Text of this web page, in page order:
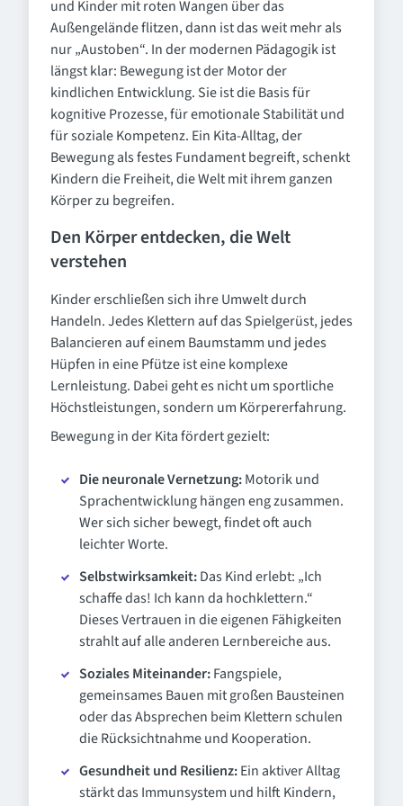
und Kinder mit roten Wangen über das
Außengelände flitzen, dann ist das weit mehr als
nur „Austoben“. In der modernen Pädagogik ist
längst klar: Bewegung ist der Motor der
kindlichen Entwicklung. Sie ist die Basis für
kognitive Prozesse, für emotionale Stabilität und
für soziale Kompetenz. Ein Kita-Alltag, der
Bewegung als festes Fundament begreift, schenkt
Kindern die Freiheit, die Welt mit ihrem ganzen
Körper zu begreifen.
Den Körper entdecken, die Welt
verstehen
Kinder erschließen sich ihre Umwelt durch
Handeln. Jedes Klettern auf das Spielgerüst, jedes
Balancieren auf einem Baumstamm und jedes
Hüpfen in eine Pfütze ist eine komplexe
Lernleistung. Dabei geht es nicht um sportliche
Höchstleistungen, sondern um Körpererfahrung.
Bewegung in der Kita fördert gezielt:
Die neuronale Vernetzung:Motorik und
Sprachentwicklung hängen eng zusammen.
Wer sich sicher bewegt, findet oft auch
leichter Worte.
Selbstwirksamkeit:Das Kind erlebt: „Ich
schaffe das! Ich kann da hochklettern.“
Dieses Vertrauen in die eigenen Fähigkeiten
strahlt auf alle anderen Lernbereiche aus.
Soziales Miteinander:Fangspiele,
gemeinsames Bauen mit großen Bausteinen
oder das Absprechen beim Klettern schulen
die Rücksichtnahme und Kooperation.
Gesundheit und Resilienz:Ein aktiver Alltag
stärkt das Immunsystem und hilft Kindern,